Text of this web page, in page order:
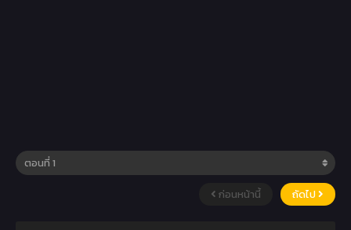
ก่อนหน้านี้ ถัดไป